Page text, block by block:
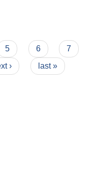
5 6
7
› last »